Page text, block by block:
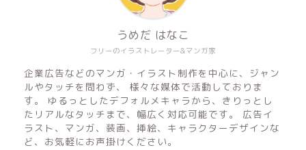
フリーのイラストレーター&マンガ家
うめだ はなこ
企業広告などのマンガ・イラスト制作を中心に、ジャン
ルやタッチを問わず、 様々な媒体で活動しておりま
す。 ゆるっとしたデフォルメキャラから、きりっとし
たリアルなタッチまで、幅広く対応可能です。 広告イ
ラスト、マンガ、装画、挿絵、キャラクターデザインな
ど、お気軽にお声掛けください。